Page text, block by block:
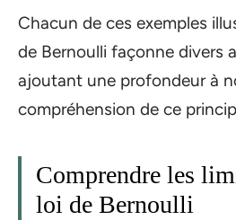
Chacun de ces exemples
de Bernoulli façonne divers
ajoutant une profondeur à
compréhension de ce
Comprendre les
loi de Bernoulli